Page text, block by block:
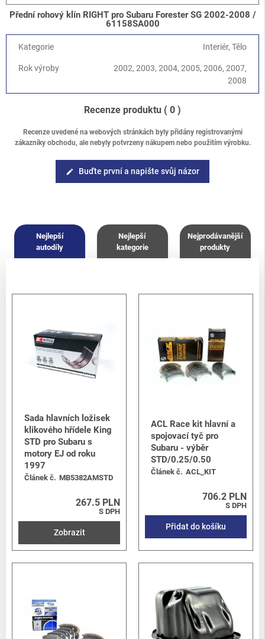
Přední rohový klín RIGHT pro Subaru Forester SG 2002-2008 /
61158SA000
Kategorie Interiér, Tělo
Rok výroby
2002, 2003, 2004, 2005, 2006, 2007,
2008
Recenze produktu ( 0 )
Recenze uvedené na webových stránkách byly přidány registrovanými
zákazníky obchodu, ale nebyly potvrzeny nákupem nebo použitím výrobku.
edit Buďte první a napište svůj názor
Nejlepší
autodíly
Nejlepší
kategorie
Nejprodávanější
produkty
Sada hlavních ložisek
klikového hřídele King
STD pro Subaru s
motory EJ od roku
1997
Článek č. MB5382AMSTD
267.5 PLN
S DPH
Zobrazit
ACL Race kit hlavní a
spojovací tyč pro
Subaru - výběr
STD/0.25/0.50
Článek č. ACL_KIT
706.2 PLN
S DPH
Přidat do košíku